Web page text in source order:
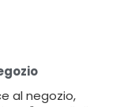
al negozio,